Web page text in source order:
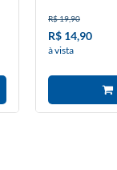
R$ 19,90
R$ 14,90
à vista